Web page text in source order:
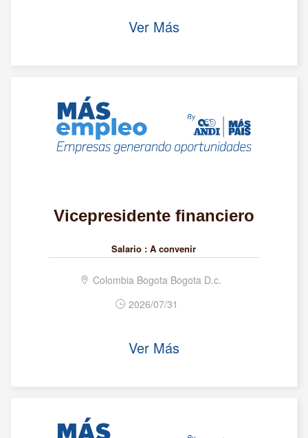
Ver Más
Vicepresidente financiero
Salario : A convenir
Colombia Bogota Bogota D.c.
2026/07/31
Ver Más